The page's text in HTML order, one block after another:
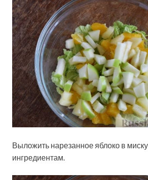
Выложить нарезанное яблоко в
ингредиентам.